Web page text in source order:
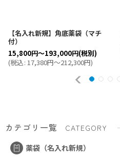
【名入れ新規】角底薬袋（マチ
付）
15,800円～193,000円(税別)
(税込: 17,380円～212,300円)
カテゴリ一覧
CATEGORY
薬袋（名入れ新規）